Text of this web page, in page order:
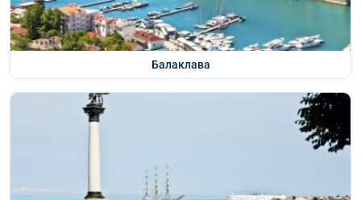
Балаклава